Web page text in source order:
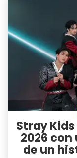
Stray
2026
de un